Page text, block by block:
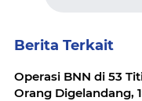
Berita Terkait
Operasi BNN di 53
Orang Digelandang,